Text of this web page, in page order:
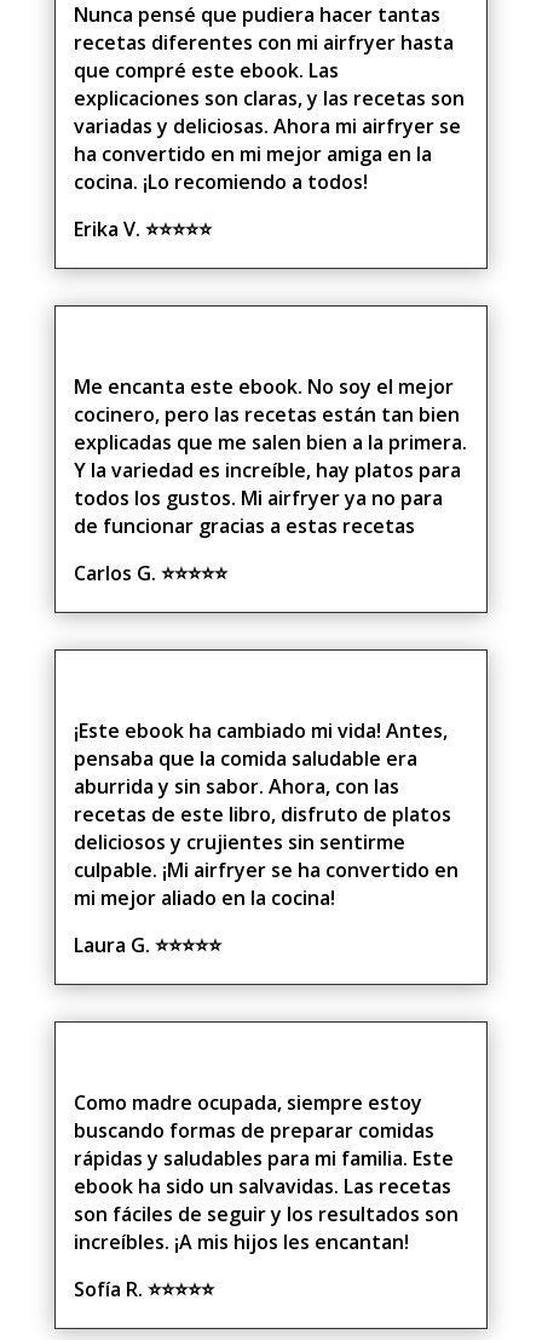
Nunca pensé que pudiera hacer tantas
recetas diferentes con mi airfryer hasta
que compré este ebook. Las
explicaciones son claras, y las recetas son
variadas y deliciosas. Ahora mi airfryer se
ha convertido en mi mejor amiga en la
cocina. ¡Lo recomiendo a todos!
Erika V. ⭐⭐⭐⭐⭐
Me encanta este ebook. No soy el mejor
cocinero, pero las recetas están tan bien
explicadas que me salen bien a la primera.
Y la variedad es increíble, hay platos para
todos los gustos. Mi airfryer ya no para
de funcionar gracias a estas recetas
Carlos G. ⭐⭐⭐⭐⭐
¡Este ebook ha cambiado mi vida! Antes,
pensaba que la comida saludable era
aburrida y sin sabor. Ahora, con las
recetas de este libro, disfruto de platos
deliciosos y crujientes sin sentirme
culpable. ¡Mi airfryer se ha convertido en
mi mejor aliado en la cocina!
Laura G. ⭐⭐⭐⭐⭐
Como madre ocupada, siempre estoy
buscando formas de preparar comidas
rápidas y saludables para mi familia. Este
ebook ha sido un salvavidas. Las recetas
son fáciles de seguir y los resultados son
increíbles. ¡A mis hijos les encantan!
Sofía R. ⭐⭐⭐⭐⭐